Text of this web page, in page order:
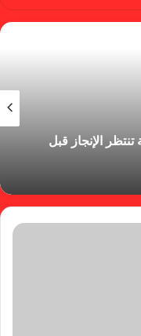
عاجلة تنتظر الإنجاز قبل